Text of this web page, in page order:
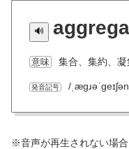
意味 集合、集約、
発音記号 /
※音声が再生されない場